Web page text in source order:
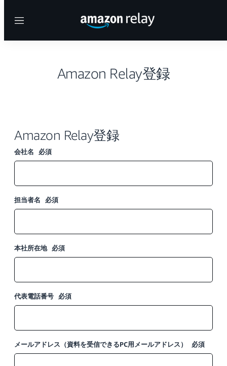
Menu
Amazon Relay登録
Amazon Relay登録
会社名 必須
担当者名 必須
本社所在地 必須
代表電話番号 必須
メールアドレス（資料を受信できるPC用メールアドレス） 必須